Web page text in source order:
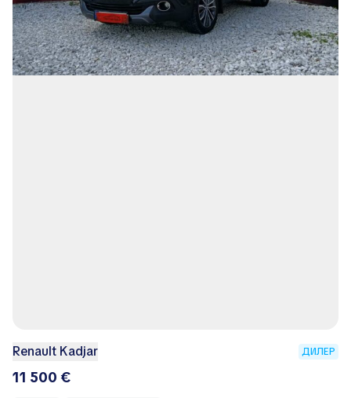
Renault Kadjar ДИЛЕР
11 500 €